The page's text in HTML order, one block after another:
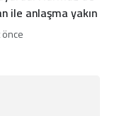
ile anlaşma yakın